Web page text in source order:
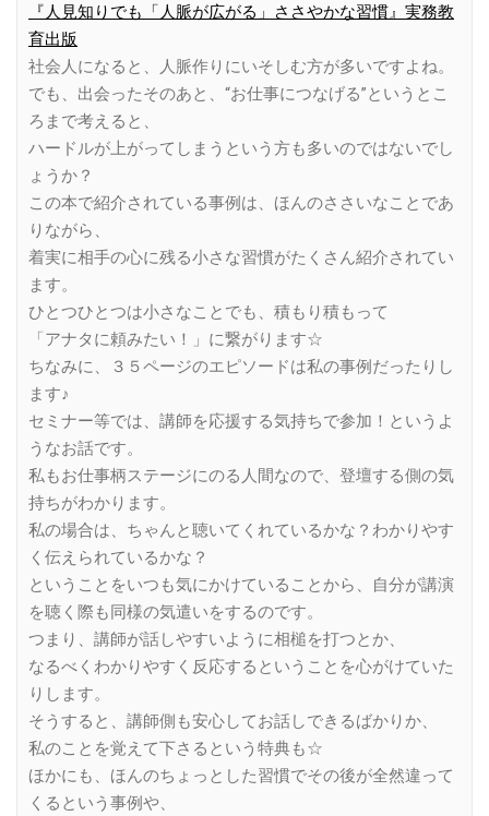
『人見知りでも「人脈が広がる」ささやかな習慣』実務教
育出版
社会人になると、人脈作りにいそしむ方が多いですよね。
でも、出会ったそのあと、“お仕事につなげる”というとこ
ろまで考えると、
ハードルが上がってしまうという方も多いのではないでし
ょうか？
この本で紹介されている事例は、ほんのささいなことであ
りながら、
着実に相手の心に残る小さな習慣がたくさん紹介されてい
ます。
ひとつひとつは小さなことでも、積もり積もって
「アナタに頼みたい！」に繋がります☆
ちなみに、３５ページのエピソードは私の事例だったりし
ます♪
セミナー等では、講師を応援する気持ちで参加！というよ
うなお話です。
私もお仕事柄ステージにのる人間なので、登壇する側の気
持ちがわかります。
私の場合は、ちゃんと聴いてくれているかな？わかりやす
く伝えられているかな？
ということをいつも気にかけていることから、自分が講演
を聴く際も同様の気遣いをするのです。
つまり、講師が話しやすいように相槌を打つとか、
なるべくわかりやすく反応するということを心がけていた
りします。
そうすると、講師側も安心してお話しできるばかりか、
私のことを覚えて下さるという特典も☆
ほかにも、ほんのちょっとした習慣でその後が全然違って
くるという事例や、